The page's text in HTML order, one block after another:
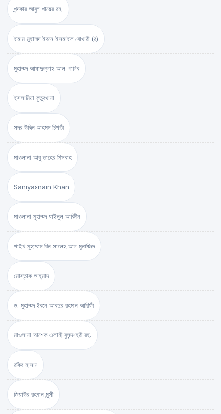
খন্দকার আবুল খায়ের রহ.
ইমাম মুহাম্মদ ইবনে ইসমাইল বোখারী (র)
মুহাম্মদ আসাদুল্লাহ আল-গালিব
ইসলামিয়া কুতুবখানা
সদর উদ্দিন আহমদ চিশতী
মাওলানা আবু তাহের মিসবাহ
Saniyasnain Khan
মাওলানা মুহাম্মদ যাইনুল আবিদীন
শাইখ মুহাম্মাদ বিন সালেহ আল মুনাজ্জিদ
মোস্তাক আহ্‌মাদ
ড. মুহাম্মদ ইবনে আবদুর রহমান আরিফী
মাওলানা আশেক এলাহী বুলন্দশহরী রহ.
রকিব হাসান
জিয়াউর রহমান মুন্সী